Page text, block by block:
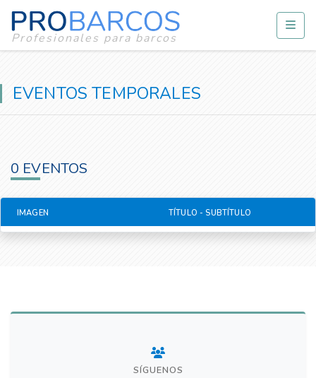
Profesionales para barcos
EVENTOS TEMPORALES
0 EVENTOS
IMAGEN TÍTULO - SUBTÍTULO
SÍGUENOS